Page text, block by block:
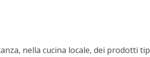
nella cucina locale, dei prodotti